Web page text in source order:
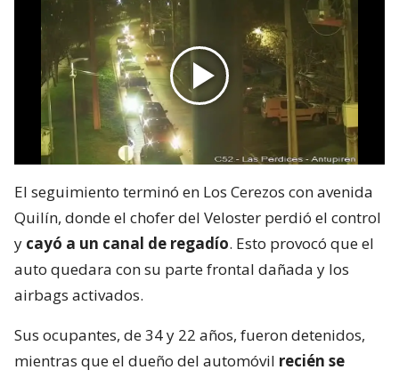
El seguimiento terminó en Los Cerezos con avenida
Quilín, donde el chofer del Veloster perdió el control
y cayó a un canal de regadío. Esto provocó que el
auto quedara con su parte frontal dañada y los
airbags activados.
Sus ocupantes, de 34 y 22 años, fueron detenidos,
mientras que el dueño del automóvil recién se